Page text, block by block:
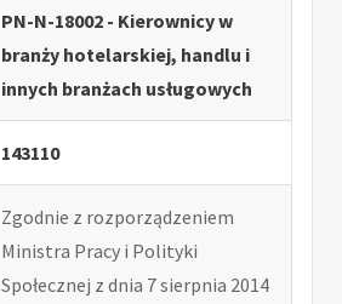
PN-N-18002 - Kierownicy w
branży hotelarskiej, handlu i
innych branżach usługowych
143110
Zgodnie z rozporządzeniem
Ministra Pracy i Polityki
Społecznej z dnia 7 sierpnia 2014